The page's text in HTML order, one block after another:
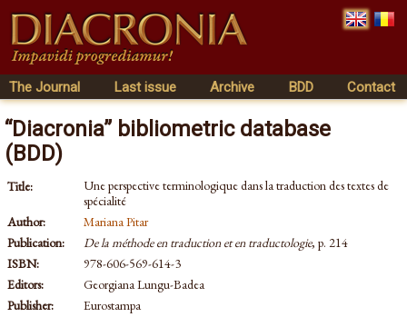
The Journal Last issue Archive BDD Contact
“Diacronia” bibliometric database
(BDD)
Title:
Une perspective terminologique dans la traduction des textes de
spécialité
Author:
Mariana Pitar
Publication:
De la méthode en traduction et en traductologie, p. 214
ISBN:
978-606-569-614-3
Editors:
Georgiana Lungu-Badea
Publisher:
Eurostampa